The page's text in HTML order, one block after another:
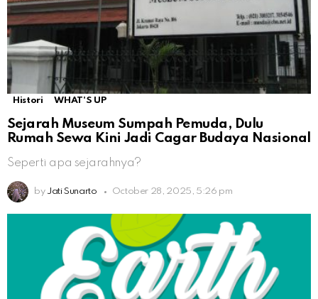
Histori WHAT'S UP
Sejarah Museum Sumpah Pemuda, Dulu
Rumah Sewa Kini Jadi Cagar Budaya Nasional
Seperti apa sejarahnya?
by Jati Sunarto October 28, 2025, 5:26 pm